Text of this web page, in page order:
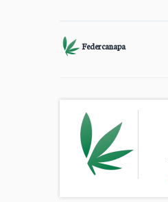
Federcanapa